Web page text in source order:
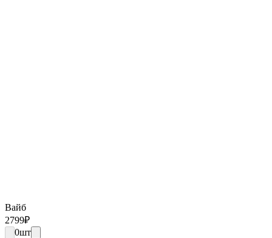
Вайб
2799₽
0шт